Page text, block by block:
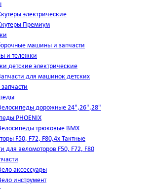
электрические
Премиум
машины и запчасти
и тележки
детские электрические
для машинок детских
дорожные 24",26",28"
PHOENIX
трюковые BMX
F50, F72, F80,4х Тактные
для веломоторов F50, F72, F80
аксессуары
инструмент